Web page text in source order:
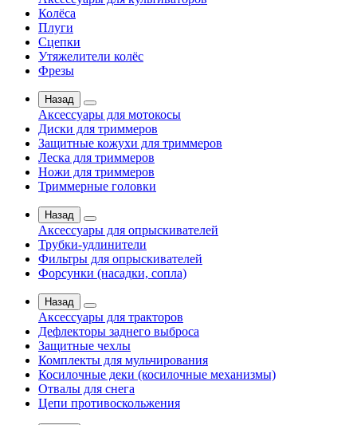
Колёса
Плуги
Сцепки
Утяжелители колёс
Фрезы
Назад
Аксессуары для мотокосы
Диски для триммеров
Защитные кожухи для триммеров
Леска для триммеров
Ножи для триммеров
Триммерные головки
Назад
Аксессуары для опрыскивателей
Трубки-удлинители
Фильтры для опрыскивателей
Форсунки (насадки, сопла)
Назад
Аксессуары для тракторов
Дефлекторы заднего выброса
Защитные чехлы
Комплекты для мульчирования
Косилочные деки (косилочные механизмы)
Отвалы для снега
Цепи противоскольжения